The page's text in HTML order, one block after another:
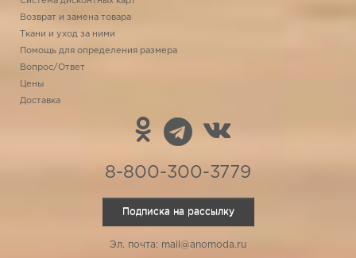
Возврат и замена товара
Ткани и уход за ними
Помощь для определения размера
Вопрос/Ответ
Цены
Доставка
8-800-300-3779
Подписка на рассылку
Эл. почта: mail@anomoda.ru